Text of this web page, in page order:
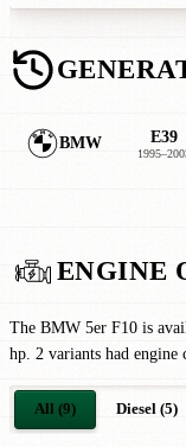
BMW E39
ENGINE
The BMW 5er F10 is
hp. 2 variants had engine
All (9) Diesel (5)